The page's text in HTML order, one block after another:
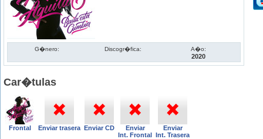
G�nero: Discogr�fica: A�o:
2020
Car�tulas
Frontal Enviar trasera Enviar CD
Enviar
Int. Frontal
Enviar
Int. Trasera